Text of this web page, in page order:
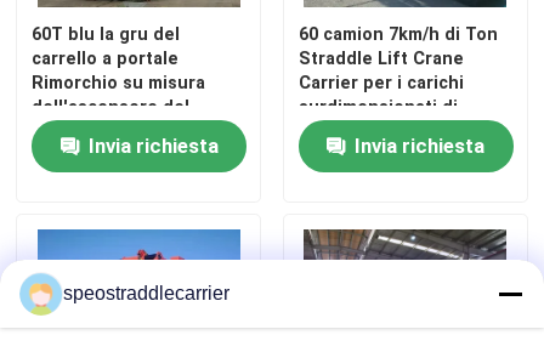
60T blu la gru del
carrello a portale
Rimorchio su misura
dell'ascensore del
contenitore
Invia richiesta
60 camion 7km/h di Ton
Straddle Lift Crane
Carrier per i carichi
surdimensionati di
sollevamento
Invia richiesta
speostraddlecarrier